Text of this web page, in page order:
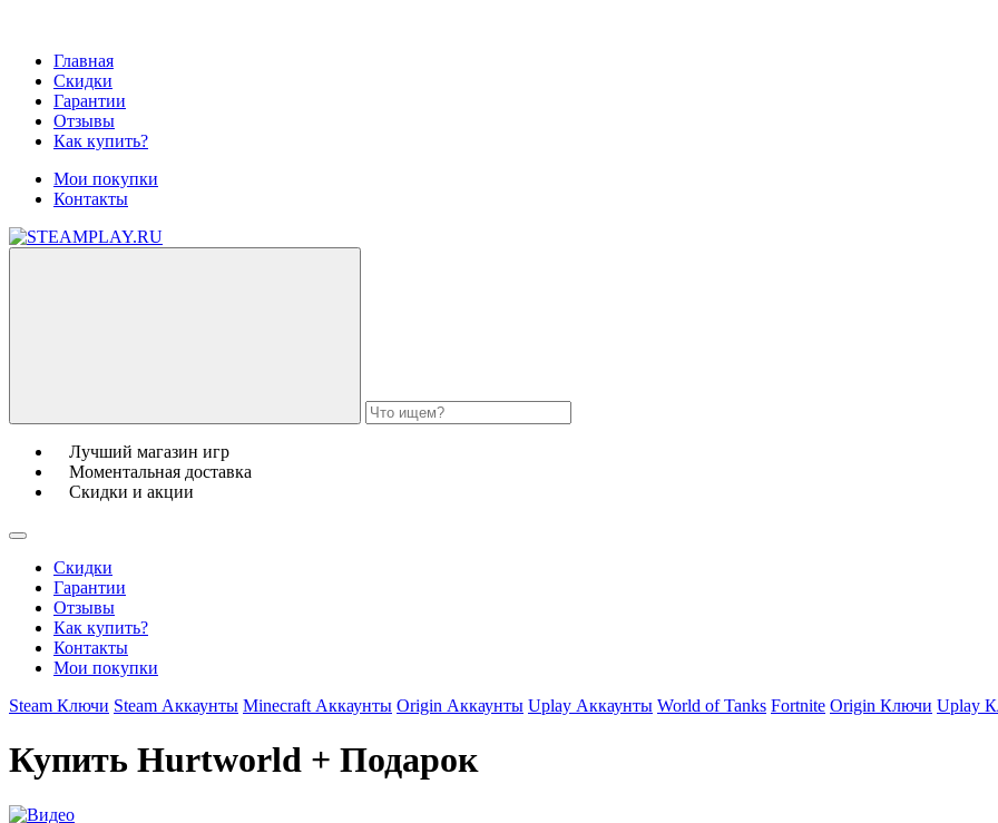
Главная
Скидки
Гарантии
Отзывы
Как купить?
Мои покупки
Контакты
Лучший магазин игр
Моментальная доставка
Скидки и акции
Скидки
Гарантии
Отзывы
Как купить?
Контакты
Мои покупки
Steam Ключи Steam Аккаунты Minecraft Аккаунты Origin Аккаунты Uplay Аккаунты World of Tanks Fortnite Origin Ключи Uplay
Купить Hurtworld + Подарок